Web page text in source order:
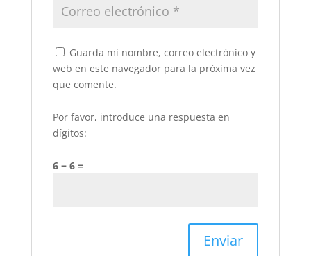
Guarda mi nombre, correo electrónico y
web en este navegador para la próxima vez
que comente.
Por favor, introduce una respuesta en
dígitos:
6 − 6 =